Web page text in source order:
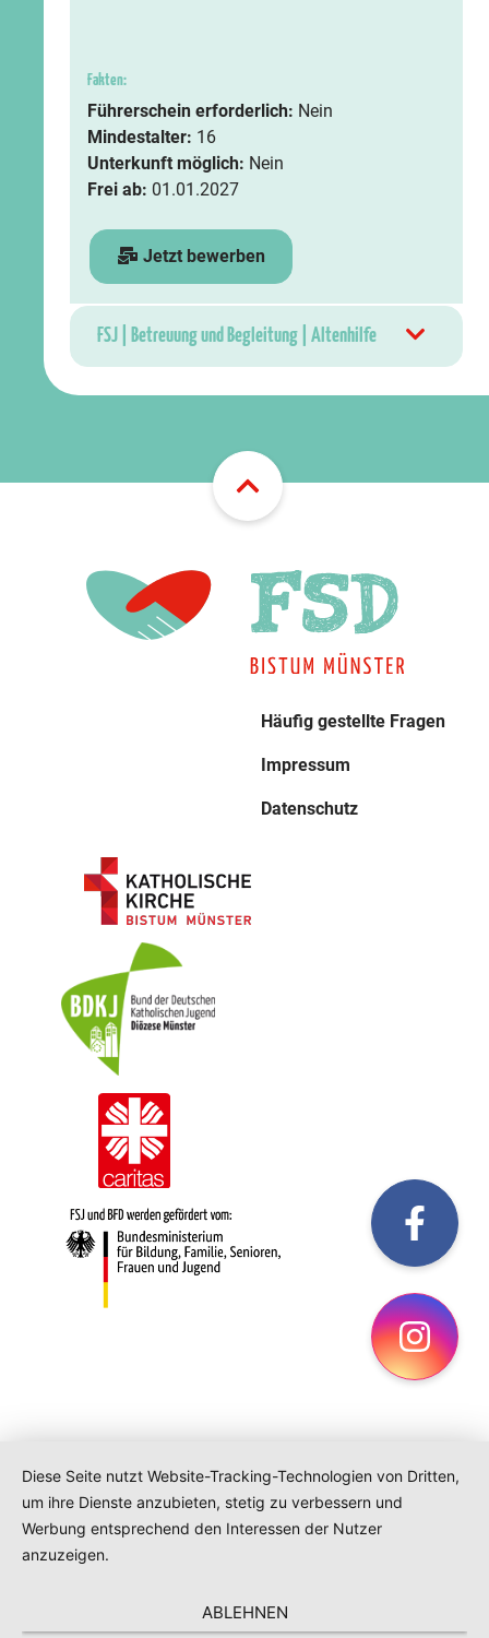
Fakten:
Führerschein erforderlich: Nein
Mindestalter: 16
Unterkunft möglich: Nein
Frei ab: 01.01.2027
Jetzt bewerben
FSJ | Betreuung und Begleitung | Altenhilfe
Häufig gestellte Fragen
Impressum
Datenschutz
Diese Seite nutzt Website-Tracking-Technologien von Dritten,
um ihre Dienste anzubieten, stetig zu verbessern und
Werbung entsprechend den Interessen der Nutzer
anzuzeigen.
ABLEHNEN